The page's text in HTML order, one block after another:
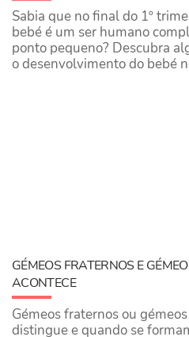
Sabia que no final do 1º
bebé é um ser humano
ponto pequeno? Descubra
o desenvolvimento do bebé
GÉMEOS FRATERNOS E
ACONTECE
Gémeos fraternos ou
distingue e quando se